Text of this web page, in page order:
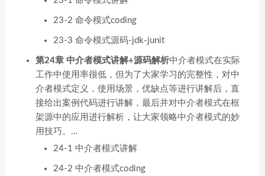
23-2 命令模式coding
23-3 命令模式源码-jdk-junit
第24章 中介者模式讲解+源码解析中介者模式在实际
工作中使用率很低，但为了大家学习的完整性，对中
介者模式定义，使用场景，优缺点等进行讲解后，直
接给出案例代码进行讲解，最后并对中介者模式在框
架源中的应用进行解析，让大家领略中介者模式的妙
用技巧。…
24-1 中介者模式讲解
24-2 中介者模式coding